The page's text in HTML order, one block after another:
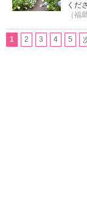
くだ
（福
1 2 3 4 5